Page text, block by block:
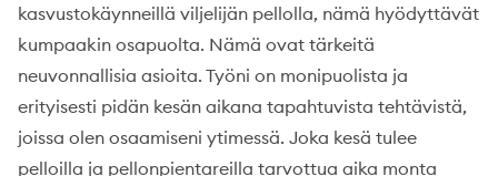
kasvustokäynneillä viljelijän pellolla, nämä hyödyttävät
kumpaakin osapuolta. Nämä ovat tärkeitä
neuvonnallisia asioita. Työni on monipuolista ja
erityisesti pidän kesän aikana tapahtuvista tehtävistä,
joissa olen osaamiseni ytimessä. Joka kesä tulee
pelloilla ja pellonpientareilla tarvottua aika monta